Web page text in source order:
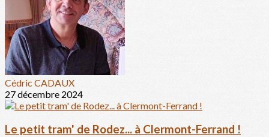
Cédric CADAUX
27 décembre 2024
Le petit tram' de Rodez... à Clermont-Ferrand !